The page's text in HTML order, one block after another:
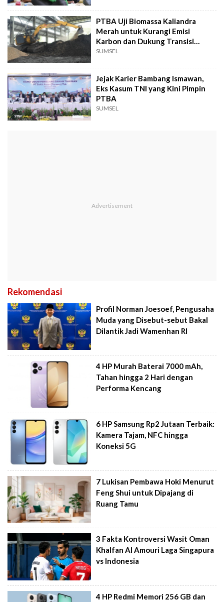
PTBA Uji Biomassa Kaliandra
Merah untuk Kurangi Emisi
Karbon dan Dukung Transisi
Energi
SUMSEL
Jejak Karier Bambang Ismawan,
Eks Kasum TNI yang Kini Pimpin
PTBA
SUMSEL
Rekomendasi
Profil Norman Joesoef, Pengusaha
Muda yang Disebut-sebut Bakal
Dilantik Jadi Wamenhan RI
4 HP Murah Baterai 7000 mAh,
Tahan hingga 2 Hari dengan
Performa Kencang
6 HP Samsung Rp2 Jutaan Terbaik:
Kamera Tajam, NFC hingga
Koneksi 5G
7 Lukisan Pembawa Hoki Menurut
Feng Shui untuk Dipajang di
Ruang Tamu
3 Fakta Kontroversi Wasit Oman
Khalfan Al Amouri Laga Singapura
vs Indonesia
4 HP Redmi Memori 256 GB dan